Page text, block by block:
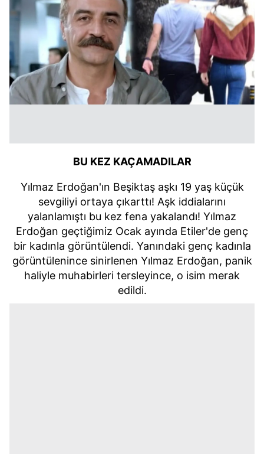
BU KEZ KAÇAMADILAR
Yılmaz Erdoğan'ın Beşiktaş aşkı 19 yaş küçük
sevgiliyi ortaya çıkarttı! Aşk iddialarını
yalanlamıştı bu kez fena yakalandı! Yılmaz
Erdoğan geçtiğimiz Ocak ayında Etiler'de genç
bir kadınla görüntülendi. Yanındaki genç kadınla
görüntülenince sinirlenen Yılmaz Erdoğan, panik
haliyle muhabirleri tersleyince, o isim merak
edildi.